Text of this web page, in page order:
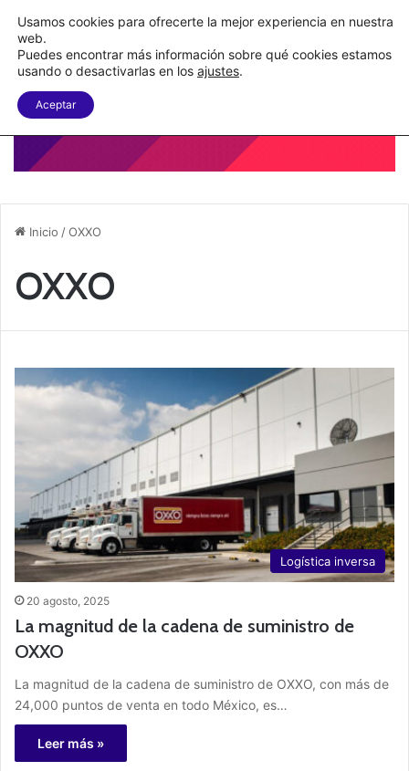
Nueva Ley Aduanera eleva el costo de los errores documentales
Menu
Inicio /OXXO
OXXO
Logística inversa
20 agosto, 2025
La magnitud de la cadena de suministro de
OXXO
La magnitud de la cadena de suministro de OXXO, con más de
24,000 puntos de venta en todo México, es…
Leer más »
Usamos cookies para ofrecerte la mejor experiencia en nuestra
web.
Puedes encontrar más información sobre qué cookies estamos
usando o desactivarlas en los ajustes.
Aceptar